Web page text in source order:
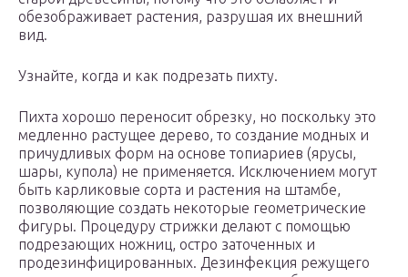
обезображивает растения, разрушая их внешний
вид.
Узнайте, когда и как подрезать пихту.
Пихта хорошо переносит обрезку, но поскольку это
медленно растущее дерево, то создание модных и
причудливых форм на основе топиариев (ярусы,
шары, купола) не применяется. Исключением могут
быть карликовые сорта и растения на штамбе,
позволяющие создать некоторые геометрические
фигуры. Процедуру стрижки делают с помощью
подрезающих ножниц, остро заточенных и
продезинфицированных. Дезинфекция режущего